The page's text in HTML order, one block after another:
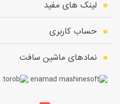
لینک های مفید
حساب کاربری
نمادهای ماشین سافت